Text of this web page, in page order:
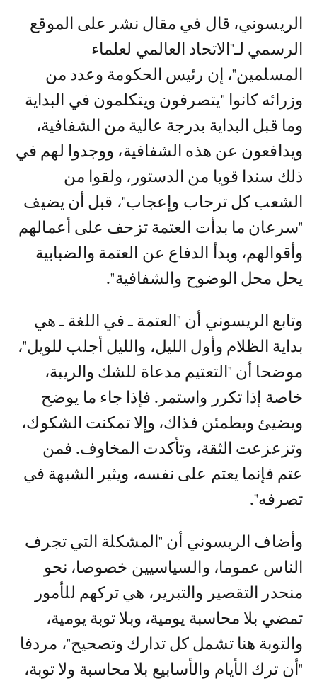
الرسمي لـ"الاتحاد العالمي لعلماء
المسلمين"، إن رئيس الحكومة وعدد من
وزرائه كانوا "يتصرفون ويتكلمون في البداية
وما قبل البداية بدرجة عالية من الشفافية،
ويدافعون عن هذه الشفافية، ووجدوا لهم في
ذلك سندا قويا من الدستور، ولقوا من
الشعب كل ترحاب وإعجاب"، قبل أن يضيف
"سرعان ما بدأت العتمة تزحف على أعمالهم
وأقوالهم، وبدأ الدفاع عن العتمة والضبابية
يحل محل الوضوح والشفافية".
وتابع الريسوني أن "العتمة ـ في اللغة ـ هي
بداية الظلام وأول الليل، والليل أجلب للويل"،
موضحا أن "التعتيم مدعاة للشك والريبة،
خاصة إذا تكرر واستمر. فإذا جاء ما يوضح
ويضيئ ويطمئن فذاك، وإلا تمكنت الشكوك،
وتزعزعت الثقة، وتأكدت المخاوف. فمن
عتم فإنما يعتم على نفسه، ويثير الشبهة في
تصرفه".
وأضاف الريسوني أن "المشكلة التي تجرف
الناس عموما، والسياسيين خصوصا، نحو
منحدر التقصير والتبرير، هي تركهم للأمور
تمضي بلا محاسبة يومية، وبلا توبة يومية،
والتوبة هنا تشمل كل تدارك وتصحيح"، مردفا
"أن ترك الأيام والأسابيع بلا محاسبة ولا توبة،